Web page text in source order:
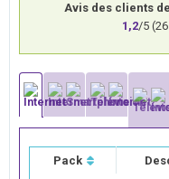
Avis des clients
1,2/5 (
Pack